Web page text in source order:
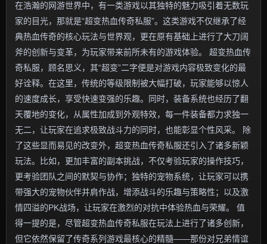
在浩瀚的网游世界中，有一类游戏以其独特的魅力吸引着无数玩
家的目光，那就是“超变热血传奇私服”。这类游戏不仅继承了经
典热血传奇的核心玩法与世界观，更在原有基础上进行了大刀阔
斧的创新与变革，为玩家带来前所未有的游戏体验。 超变热血传
奇私服，顾名思义，其“超变”二字便是对游戏内容极致变化的最
好诠释。在这里，传统的等级限制被大幅打破，玩家能够以惊人
的速度成长，享受快速变强的乐趣。同时，装备系统也经历了翻
天覆地的变化，从属性加成到外观特效，每一件装备都力求独一
无二，让玩家在追求极致战斗力的同时，也能彰显个性风采。 除
了这些显而易见的改变外，超变热血传奇私服还引入了诸多新颖
玩法。比如，更加丰富的副本挑战，不仅考验玩家的操作技巧，
更考验团队之间的默契与协作；独特的宠物系统，让玩家可以携
带强大的宠物伙伴并肩作战，增添战斗的乐趣与策略性；以及激
情四溢的PK战场，让玩家在激烈的对抗中体验热血与荣耀。 值
得一提的是，尽管超变热血传奇私服在玩法上进行了诸多创新，
但它依然保留了传奇系列游戏最核心的精髓——那份对兄弟情谊